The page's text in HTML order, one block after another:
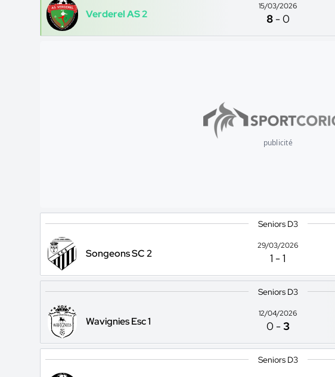
Verderel AS 2
15/03/2026
8 -0
publicité
Seniors D3
Songeons SC 2
29/03/2026
1 -1
Seniors D3
Wavignies Esc 1
12/04/2026
0 -3
Seniors D3